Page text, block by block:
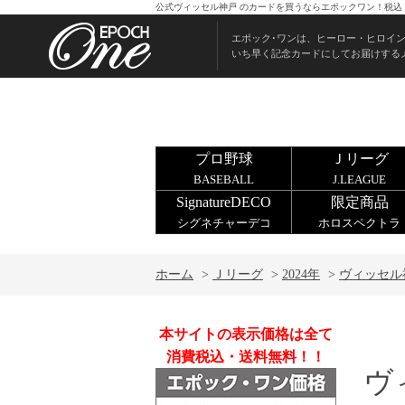
公式ヴィッセル神戸 のカードを買うならエポックワン！税
エポック･ワンは、ヒーロー・ヒロイ
いち早く記念カードにしてお届けす
プロ野球
BASEBALL
Ｊリーグ
J.LEAGUE
SignatureDECO
シグネチャーデコ
限定商品
ホロスペクトラ
ホーム > Ｊリーグ > 2024年 > ヴィッセル
本サイトの表示価格は全て
消費税込・送料無料！！
ヴ